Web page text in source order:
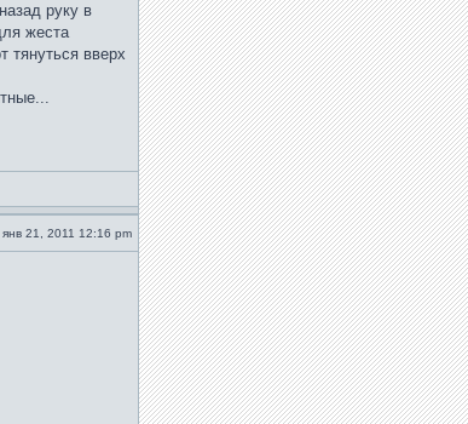
руку в
жеста
тянуться вверх
21, 2011 12:16 pm